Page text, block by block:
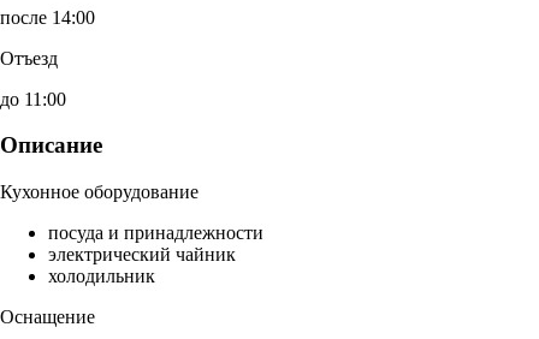
после 14:00
Отъезд
до 11:00
Описание
Кухонное оборудование
посуда и принадлежности
электрический чайник
холодильник
Оснащение